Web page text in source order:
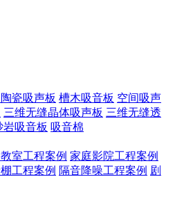
瓷吸声板 槽木吸音板 空间吸声
三维无缝晶体吸声板 三维无缝透
岩吸音板 吸音棉
室工程案例 家庭影院工程案例
工程案例 隔音降噪工程案例 剧